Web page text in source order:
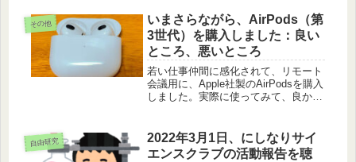
その他
いまさらながら、AirPods（第
3世代）を購入しました：良い
ところ、悪いところ
若い仕事仲間に感化されて、リモート
会議用に、Apple社製のAirPodsを購入
しました。実際に使ってみて、良かっ
自由研究
2022年3月1日、にしなりサイ
エンスクラブの活動報告を聴